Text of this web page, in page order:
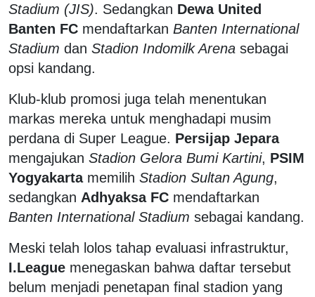
Stadium (JIS). Sedangkan Dewa United
Banten FC mendaftarkan Banten International
Stadium dan Stadion Indomilk Arena sebagai
opsi kandang.
Klub-klub promosi juga telah menentukan
markas mereka untuk menghadapi musim
perdana di Super League. Persijap Jepara
mengajukan Stadion Gelora Bumi Kartini, PSIM
Yogyakartamemilih Stadion Sultan Agung,
sedangkan Adhyaksa FC mendaftarkan
Banten International Stadium sebagai kandang.
Meski telah lolos tahap evaluasi infrastruktur,
I.League menegaskan bahwa daftar tersebut
belum menjadi penetapan final stadion yang